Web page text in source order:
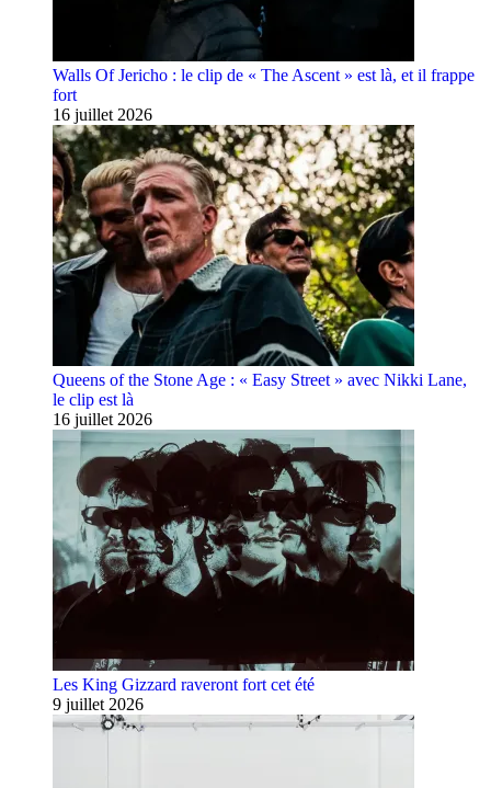
Walls Of Jericho : le clip de « The Ascent » est là, et il frappe
fort
16 juillet 2026
Queens of the Stone Age : « Easy Street » avec Nikki Lane,
le clip est là
16 juillet 2026
Les King Gizzard raveront fort cet été
9 juillet 2026